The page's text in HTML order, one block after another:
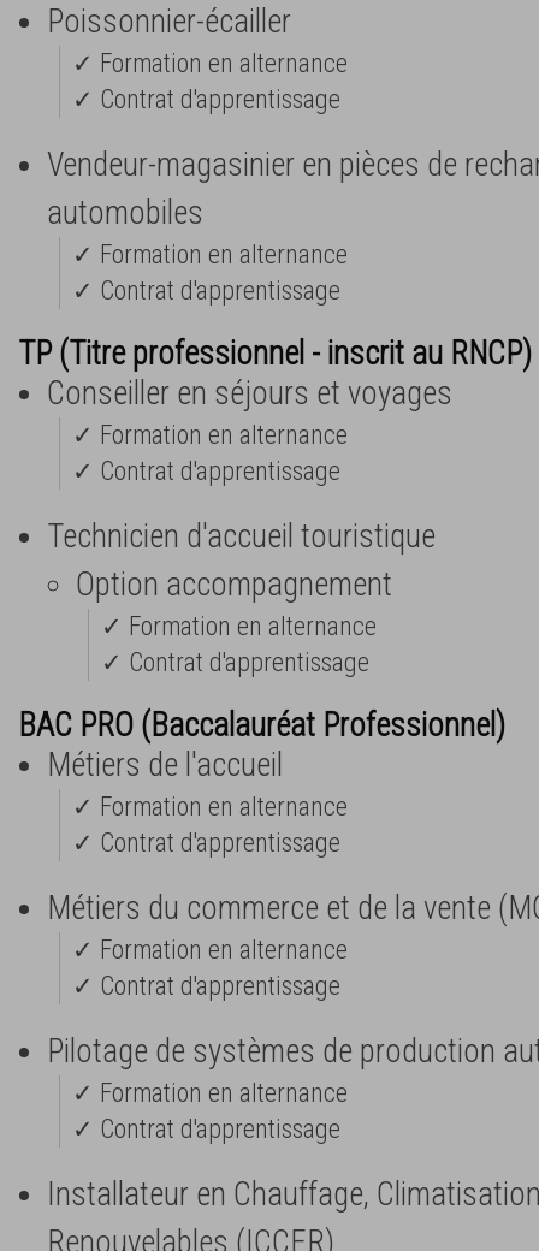
Poissonnier-écailler
✓ Formation en alternance
✓ Contrat d'apprentissage
Vendeur-magasinier en pièces de
automobiles
✓ Formation en alternance
✓ Contrat d'apprentissage
TP (Titre professionnel - inscrit au RNCP)
Conseiller en séjours et voyages
✓ Formation en alternance
✓ Contrat d'apprentissage
Technicien d'accueil touristique
Option accompagnement
✓ Formation en alternance
✓ Contrat d'apprentissage
BAC PRO (Baccalauréat Professionnel)
Métiers de l'accueil
✓ Formation en alternance
✓ Contrat d'apprentissage
Métiers du commerce et de la vente
✓ Formation en alternance
✓ Contrat d'apprentissage
Pilotage de systèmes de production
✓ Formation en alternance
✓ Contrat d'apprentissage
Installateur en Chauffage,
Renouvelables (ICCER)